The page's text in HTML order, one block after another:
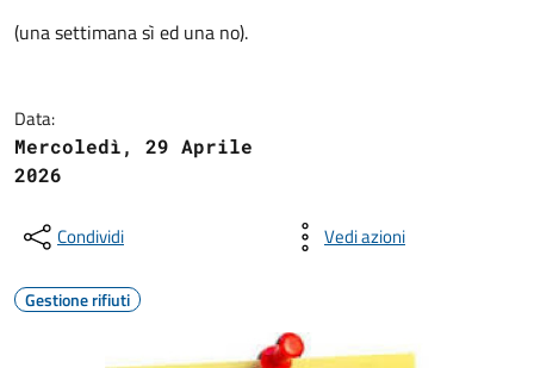
(una settimana sì ed una no).
Data:
Mercoledì, 29 Aprile
2026
Condividi Vedi azioni
Gestione rifiuti